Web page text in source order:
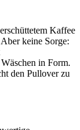
Kaffee
keine Sorge:
in Form.
den Pullover zu